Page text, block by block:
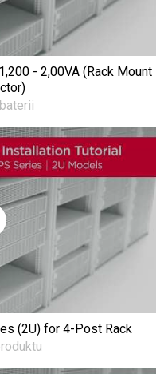
- 2,00VA (Rack Mount
(2U) for 4-Post Rack